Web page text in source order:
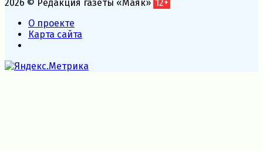
2026 © Редакция газеты «Маяк» 12+
О проекте
Карта сайта